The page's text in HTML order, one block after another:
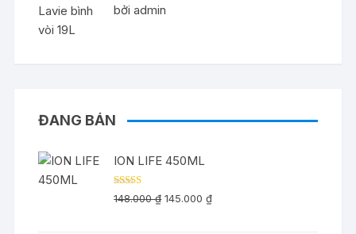
Được xếp
hạng55 sao
bởi admin
ĐANG BÁN
ION LIFE 450ML
Được xếp
hạng5.005
148.000₫ Giá
145.000₫Giá